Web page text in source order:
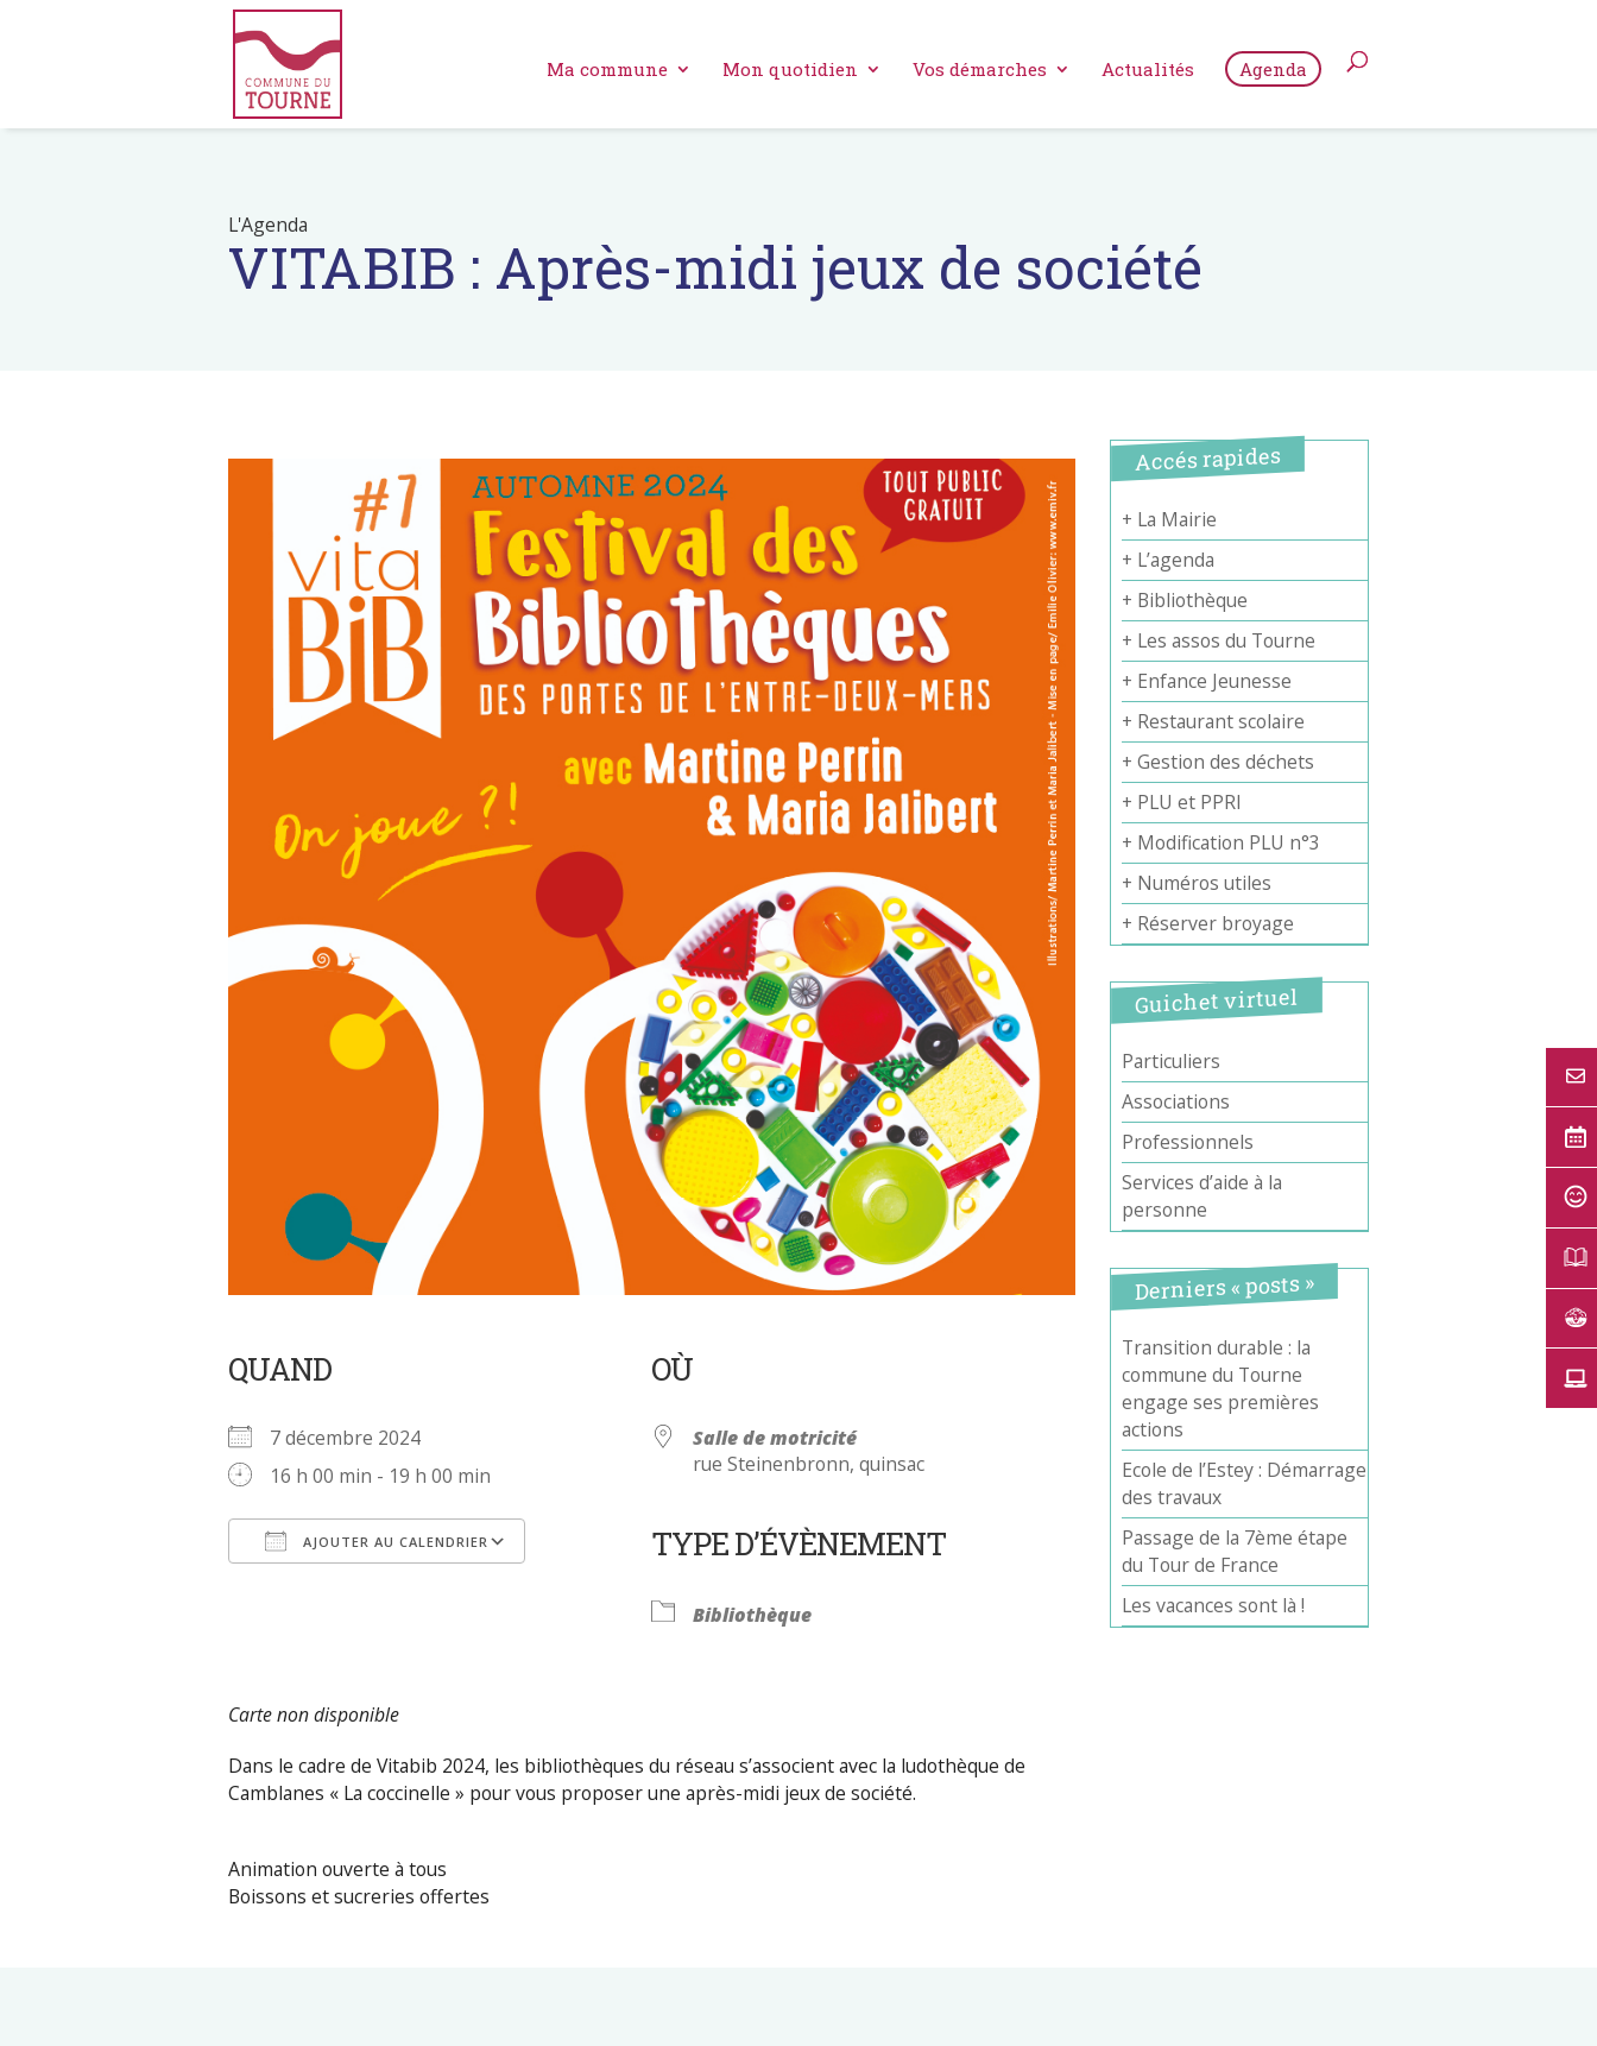
Ma commune Mon quotidien Vos démarches Actualités Agenda
L'Agenda
VITABIB : Après-midi jeux de société
QUAND
7 décembre 2024
16 h 00 min - 19 h 00 min
AJOUTER AU CALENDRIER
Office 365
OÙ
Salle de motricité
rue Steinenbronn, quinsac
TYPE D’ÉVÈNEMENT
Bibliothèque
Carte non disponible
Dans le cadre de Vitabib 2024, les bibliothèques du réseau s’associent avec la ludothèque de
Camblanes « La coccinelle » pour vous proposer une après-midi jeux de société.
Animation ouverte à tous
Boissons et sucreries offertes
Accés rapides
+ La Mairie
+ L’agenda
+ Bibliothèque
+ Les assos du Tourne
+ Enfance Jeunesse
+ Restaurant scolaire
+ Gestion des déchets
+ PLU et PPRI
+ Modification PLU n°3
+ Numéros utiles
+ Réserver broyage
Guichet virtuel
Particuliers
Associations
Professionnels
Services d’aide à la
personne
Derniers « posts »
Transition durable : la
commune du Tourne
engage ses premières
actions
Ecole de l’Estey : Démarrage
des travaux
Passage de la 7ème étape
du Tour de France
Les vacances sont là !